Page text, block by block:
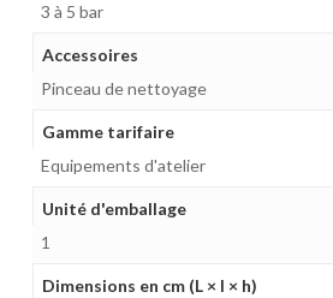
3 à 5 bar
Accessoires
Pinceau de nettoyage
Gamme tarifaire
Equipements d'atelier
Unité d'emballage
1
Dimensions en cm (L × l × h)